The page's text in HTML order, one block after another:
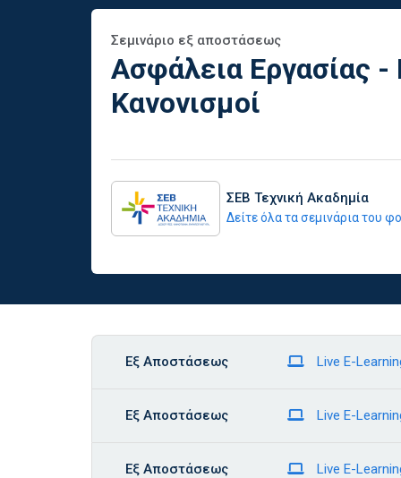
Σεμινάριο εξ αποστάσεως
Ασφάλεια Εργασίας -
Κανονισμοί
ΣΕΒ Τεχνική Ακαδημία
Δείτε όλα τα σεμινάρια του
Εξ Αποστάσεως Live E-
Εξ Αποστάσεως Live E-
Εξ Αποστάσεως Live E-